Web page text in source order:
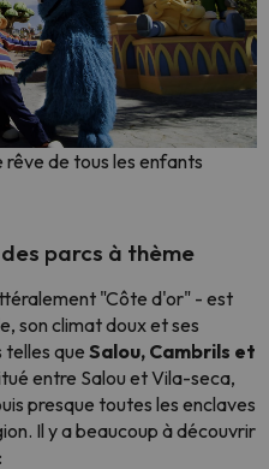
rêve de tous les enfants
parcs à thème
"Côte d'or" - est
son climat doux et ses
telles que Salou, Cambrils et
entre Salou et Vila-seca,
presque toutes les enclaves
Il y a beaucoup à découvrir